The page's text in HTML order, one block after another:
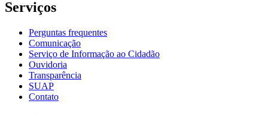
Serviços
Perguntas frequentes
Comunicação
Serviço de Informação ao Cidadão
Ouvidoria
Transparência
SUAP
Contato